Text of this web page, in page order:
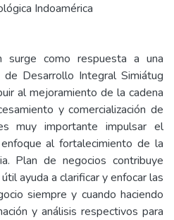
Indoamérica
surge como respuesta a una
Desarrollo Integral Simiátug
al mejoramiento de la cadena
y comercialización de
muy importante impulsar el
al fortalecimiento de la
Plan de negocios contribuye
ayuda a clarificar y enfocar las
siempre y cuando haciendo
y análisis respectivos para